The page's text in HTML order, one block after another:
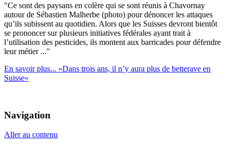
"Ce sont des paysans en colère qui se sont réunis à Chavornay
autour de Sébastien Malherbe (photo) pour dénoncer les attaques
qu’ils subissent au quotidien. Alors que les Suisses devront bientôt
se prononcer sur plusieurs initiatives fédérales ayant trait à
l’utilisation des pesticides, ils montent aux barricades pour défendre
leur métier ..."
En savoir plus... «Dans trois ans, il n’y aura plus de betterave en
Suisse»
Navigation
Aller au contenu